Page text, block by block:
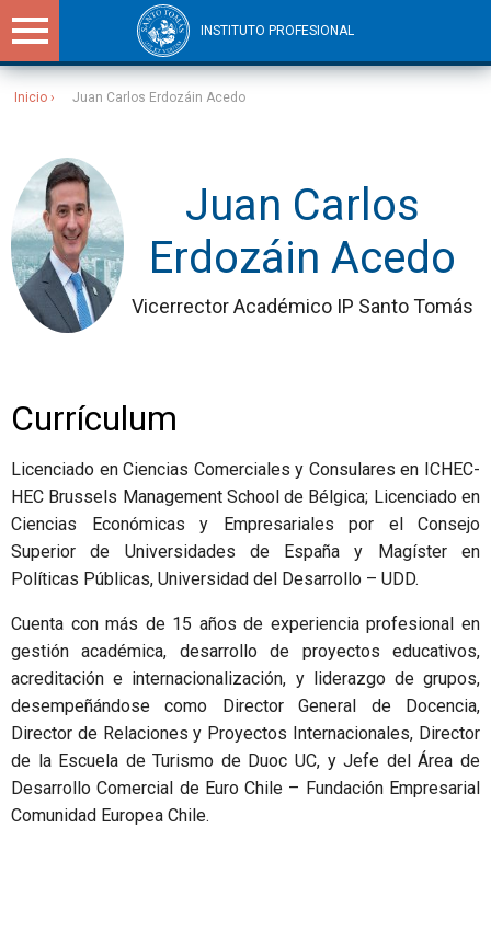
INSTITUTO PROFESIONAL
Inicio Juan Carlos Erdozáin Acedo
Juan Carlos
Erdozáin Acedo
Vicerrector Académico IP Santo Tomás
Currículum
Licenciado en Ciencias Comerciales y Consulares en ICHEC-
HEC Brussels Management School de Bélgica; Licenciado en
Ciencias Económicas y Empresariales por el Consejo
Superior de Universidades de España y Magíster en
Políticas Públicas, Universidad del Desarrollo – UDD.
Cuenta con más de 15 años de experiencia profesional en
gestión académica, desarrollo de proyectos educativos,
acreditación e internacionalización, y liderazgo de grupos,
desempeñándose como Director General de Docencia,
Director de Relaciones y Proyectos Internacionales, Director
de la Escuela de Turismo de Duoc UC, y Jefe del Área de
Desarrollo Comercial de Euro Chile – Fundación Empresarial
Comunidad Europea Chile.